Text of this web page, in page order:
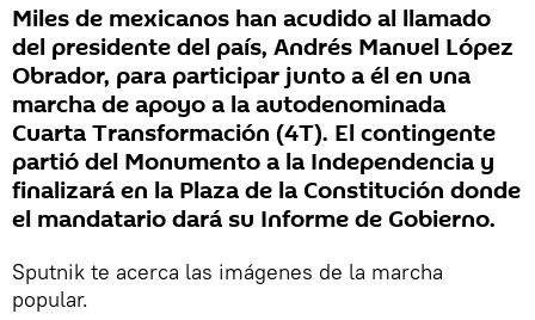
Miles de mexicanos han acudido al llamado
del presidente del país, Andrés Manuel López
Obrador, para participar junto a él en una
marcha de apoyo a la autodenominada
Cuarta Transformación (4T). El contingente
partió del Monumento a la Independencia y
finalizará en la Plaza de la Constitución donde
el mandatario dará su Informe de Gobierno.
Sputnik te acerca las imágenes de la marcha
popular.